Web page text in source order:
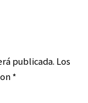
publicada. Los
*